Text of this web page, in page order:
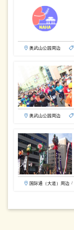
奥武山公园周边
奥武山公园周边
国际通（大道）周边 /